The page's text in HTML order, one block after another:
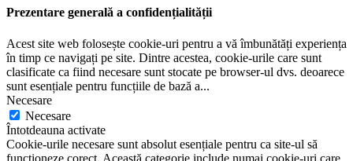
Prezentare generală a confidențialității
Acest site web folosește cookie-uri pentru a vă îmbunătăți experiența
în timp ce navigați pe site. Dintre acestea, cookie-urile care sunt
clasificate ca fiind necesare sunt stocate pe browser-ul dvs. deoarece
sunt esențiale pentru funcțiile de bază a...
Necesare
Necesare
Întotdeauna activate
Cookie-urile necesare sunt absolut esențiale pentru ca site-ul să
funcționeze corect. Această categorie include numai cookie-uri care